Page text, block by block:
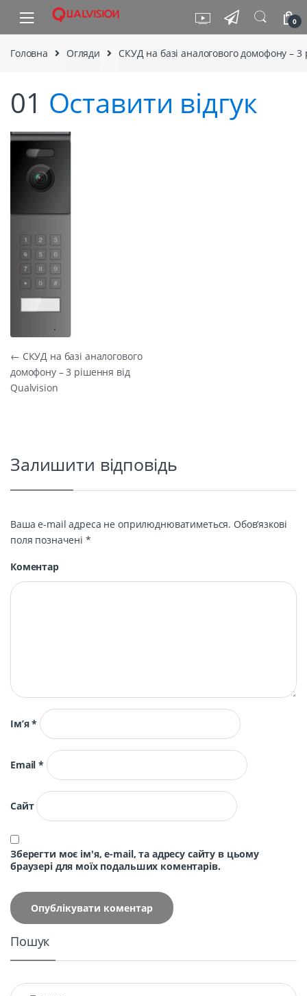
Skip to navigation
Skip to content
0
Головна Огляди СКУД на базі аналогового домофону –
01 Оставити відгук
Навігація записів
← СКУД на базі аналогового
домофону – 3 рішення від
Qualvision
Залишити відповідь
Ваша e-mail адреса не оприлюднюватиметься. Обов’язкові
поля позначені *
Коментар
Ім’я*
Email*
Сайт
Зберегти моє ім'я, e-mail, та адресу сайту в цьому
браузері для моїх подальших коментарів.
Пошук
Пошук: